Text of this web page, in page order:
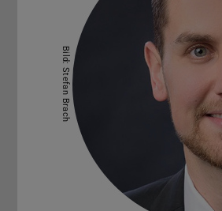
Bild: Stefan Brach